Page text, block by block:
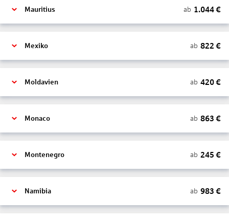
Mauritius ab 1.044€
Mexiko ab 822 €
Moldavien ab 420€
Monaco ab 863 €
Montenegro ab 245 €
Namibia ab 983 €